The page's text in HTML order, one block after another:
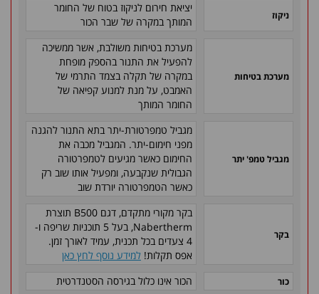
ניקוז
יציאת חירום לניקוז בטוח של החומר
המותך במקרה של שבר הכור
מערכת בטיחות
מערכת בטיחות משולבת, אשר ממשיכה
להפעיל את התנור בהספק מופחת
במקרה של תקלה בצמד התרמי של
האמבט, על מנת למנוע קפיאה של
החומר המותך
מגביל טמפ' יתר
מגביל טמפרטורת-יתר בתא התנור להגנה
מפני חימום-יתר. המגביל מכבה את
החימום כאשר מגיעים לטמפרטורה
הגבולית שנקבעה, ומפעיל אותו שוב רק
כאשר הטמפרטורה יורדת שוב
בקר
בקר מקורי מתקדם, דגם B500 תוצרת
Nabertherm, בעל 5 תוכניות שריפה ו-
4 צעדים בכל תכנית, עמיד לאורך זמן.
אפס תקלות! למידע נוסף לחץ כאן
כור הכור אינו כלול בגירסה הסטנדרטית